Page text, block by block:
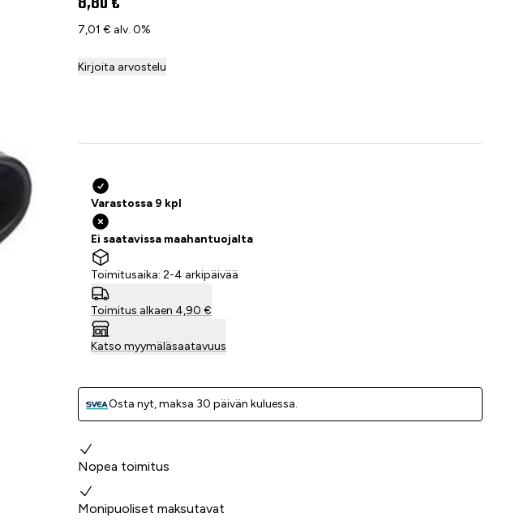
7,01 € alv. 0%
Kirjoita arvostelu
Varastossa 9 kpl
Ei saatavissa maahantuojalta
Toimitusaika: 2-4 arkipäivää
Toimitus alkaen 4,90 €
Katso myymäläsaatavuus
Osta nyt, ­maksa 30 päivän kuluessa.
Miksi valita meidät?
Nopea toimitus
Monipuoliset maksutavat